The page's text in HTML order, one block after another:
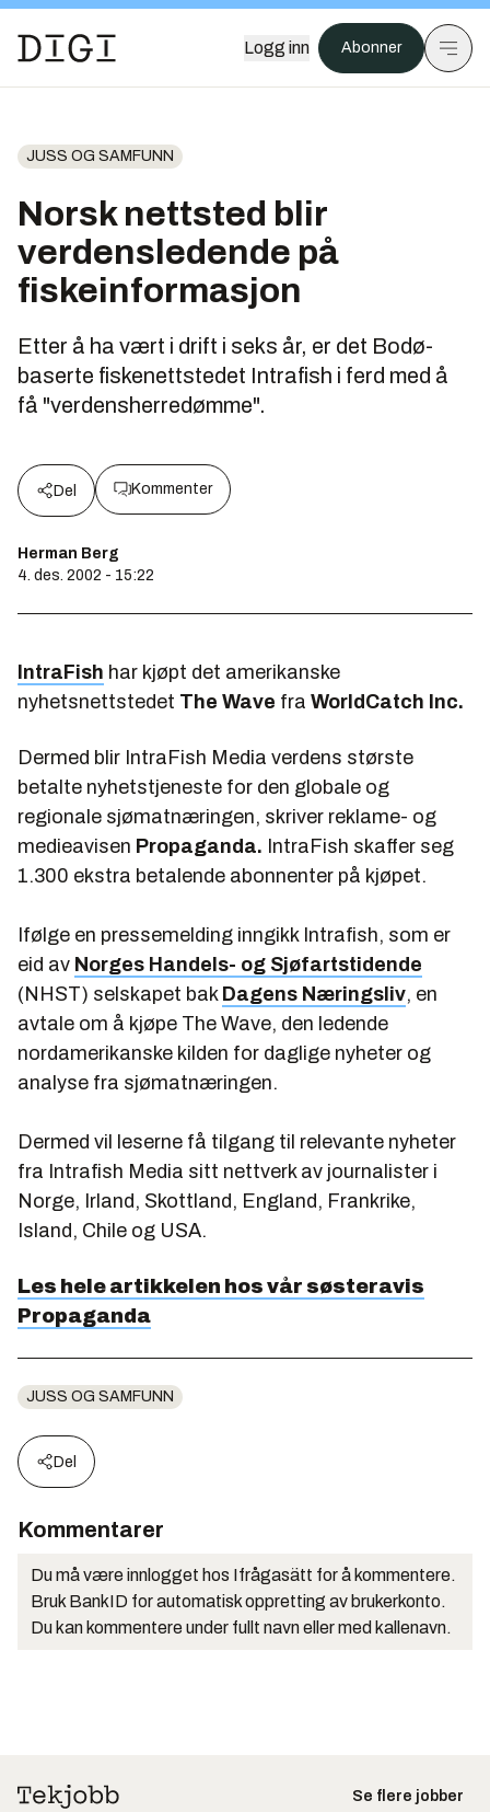
Logg inn Abonner
JUSS OG SAMFUNN
Norsk nettsted blir
verdensledende på
fiskeinformasjon
Etter å ha vært i drift i seks år, er det Bodø-
baserte fiskenettstedet Intrafish i ferd med å
få "verdensherredømme".
Del Kommenter
Herman Berg
4. des. 2002 - 15:22
IntraFish har kjøpt det amerikanske
nyhetsnettstedet The Wave fra WorldCatch Inc.
Dermed blir IntraFish Media verdens største
betalte nyhetstjeneste for den globale og
regionale sjømatnæringen, skriver reklame- og
medieavisen Propaganda. IntraFish skaffer seg
1.300 ekstra betalende abonnenter på kjøpet.
Ifølge en pressemelding inngikk Intrafish, som er
eid av Norges Handels- og Sjøfartstidende
(NHST) selskapet bak Dagens Næringsliv, en
avtale om å kjøpe The Wave, den ledende
nordamerikanske kilden for daglige nyheter og
analyse fra sjømatnæringen.
Dermed vil leserne få tilgang til relevante nyheter
fra Intrafish Media sitt nettverk av journalister i
Norge, Irland, Skottland, England, Frankrike,
Island, Chile og USA.
Les hele artikkelen hos vår søsteravis
Propaganda
JUSS OG SAMFUNN
Del
Kommentarer
Du må være innlogget hos Ifrågasätt for å kommentere.
Bruk BankID for automatisk oppretting av brukerkonto.
Du kan kommentere under fullt navn eller med kallenavn.
Se flere jobber